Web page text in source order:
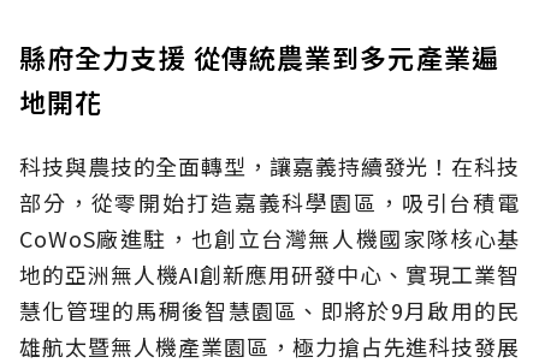
縣府全力支援 從傳統農業到多元產業遍
地開花
科技與農技的全面轉型，讓嘉義持續發光！在科技
部分，從零開始打造嘉義科學園區，吸引台積電
CoWoS廠進駐，也創立台灣無人機國家隊核心基
地的亞洲無人機AI創新應用研發中心、實現工業智
慧化管理的馬稠後智慧園區、即將於9月啟用的民
雄航太暨無人機產業園區，極力搶占先進科技發展